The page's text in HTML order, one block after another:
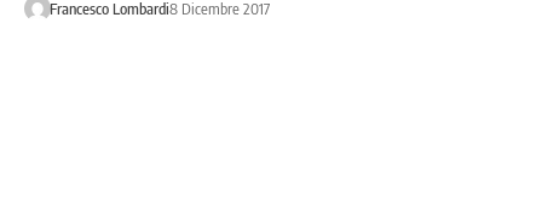
Francesco Lombardi8 Dicembre 2017